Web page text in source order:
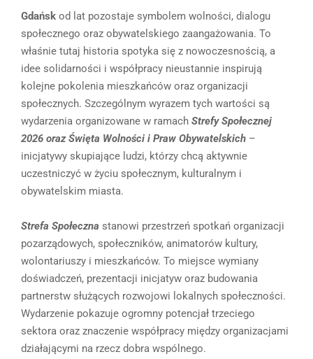
Gdańsk od lat pozostaje symbolem wolności, dialogu
społecznego oraz obywatelskiego zaangażowania. To
właśnie tutaj historia spotyka się z nowoczesnością, a
idee solidarności i współpracy nieustannie inspirują
kolejne pokolenia mieszkańców oraz organizacji
społecznych. Szczególnym wyrazem tych wartości są
wydarzenia organizowane w ramach Strefy Społecznej
2026 oraz Święta Wolności i Praw Obywatelskich –
inicjatywy skupiające ludzi, którzy chcą aktywnie
uczestniczyć w życiu społecznym, kulturalnym i
obywatelskim miasta.
Strefa Społeczna stanowi przestrzeń spotkań organizacji
pozarządowych, społeczników, animatorów kultury,
wolontariuszy i mieszkańców. To miejsce wymiany
doświadczeń, prezentacji inicjatyw oraz budowania
partnerstw służących rozwojowi lokalnych społeczności.
Wydarzenie pokazuje ogromny potencjał trzeciego
sektora oraz znaczenie współpracy między organizacjami
działającymi na rzecz dobra wspólnego.